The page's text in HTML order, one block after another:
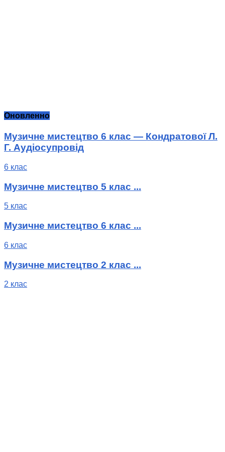
Оновленно
Музичне мистецтво 6 клас — Кондратової Л.
Г. Аудіосупровід
6 клас
Музичне мистецтво 5 клас ...
5 клас
Музичне мистецтво 6 клас ...
6 клас
Музичне мистецтво 2 клас ...
2 клас